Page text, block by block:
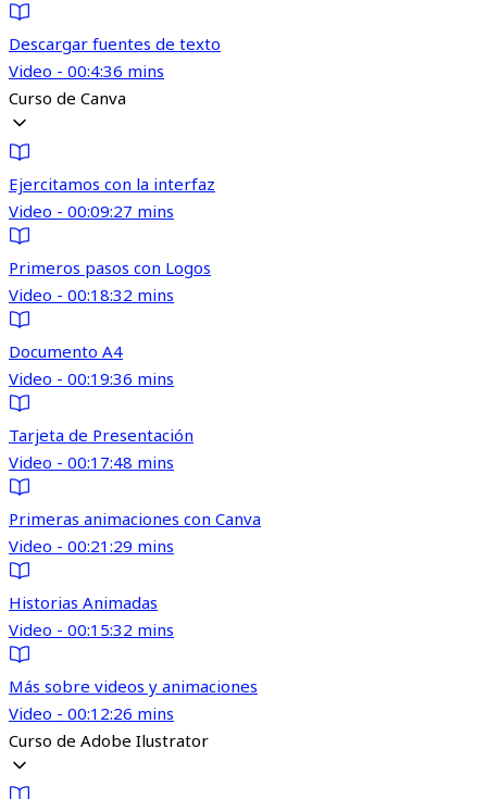
Descargar fuentes de texto
Video - 00:4:36 mins
Curso de Canva
Ejercitamos con la interfaz
Video - 00:09:27 mins
Primeros pasos con Logos
Video - 00:18:32 mins
Documento A4
Video - 00:19:36 mins
Tarjeta de Presentación
Video - 00:17:48 mins
Primeras animaciones con Canva
Video - 00:21:29 mins
Historias Animadas
Video - 00:15:32 mins
Más sobre videos y animaciones
Video - 00:12:26 mins
Curso de Adobe Ilustrator